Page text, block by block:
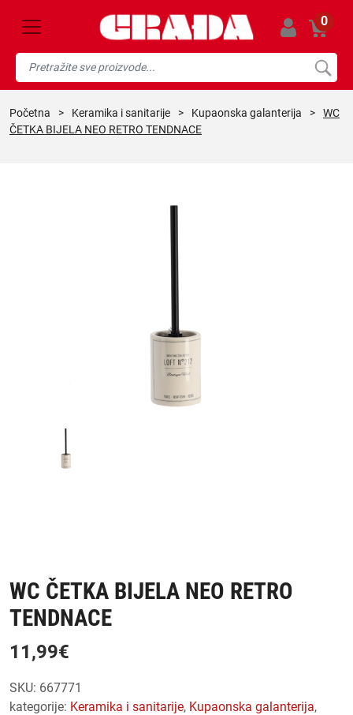
0
početna > keramika i sanitarije > kupaonska galanterija >
WC
ČETKA BIJELA NEO RETRO TENDNACE
WC ČETKA BIJELA NEO RETRO
TENDNACE
11,99€
SKU: 667771
kategorije:
keramika i sanitarije, kupaonska galanterija,